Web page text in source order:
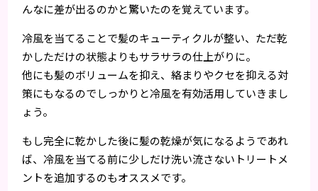
んなに差が出るのかと驚いたのを覚えています。
冷風を当てることで髪のキューティクルが整い、ただ乾
かしただけの状態よりもサラサラの仕上がりに。
他にも髪のボリュームを抑え、絡まりやクセを抑える対
策にもなるのでしっかりと冷風を有効活用していきまし
ょう。
もし完全に乾かした後に髪の乾燥が気になるようであれ
ば、冷風を当てる前に少しだけ洗い流さないトリートメ
ントを追加するのもオススメです。